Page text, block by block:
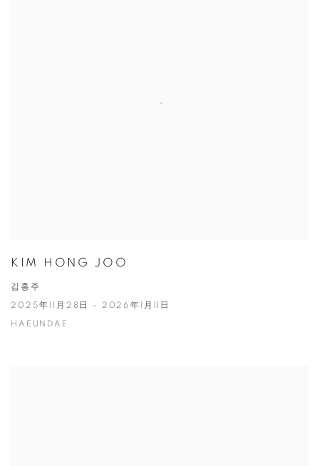
KIM HONG JOO
김홍주
2025年11月28日 - 2026年1月11日
HAEUNDAE